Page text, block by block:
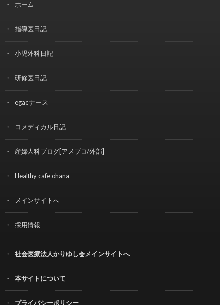
ホーム
指導医日記
小児外科日記
研修医日記
egaoナース
コメディカル日記
産婦人科ブログ[アメブロ/外部]
Healthy cafe ohana
メインサイトへ
採用情報
社会医療法人かりゆし会メインサイトへ
本サイトについて
プライバシーポリシー